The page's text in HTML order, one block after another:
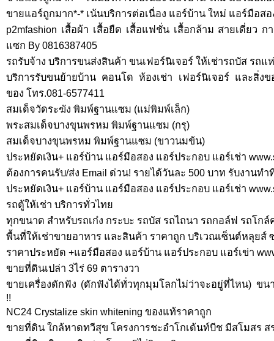
ขายแอร์ถูกมาก*-* เน้นบริการต่อเนื่อง แอร์บ้าน ใหม่ แอร์มือสอ
p2mfashion เสื้อผ้า เสื้อยืด เสื้อแฟชั่น เสื้อกล้าม สายเดี่ยว ก
แซก By 0816387405
รถรับจ้าง บริการขนส่งสินค้า ขนเฟอร์นิเจอร์ ให้เช่ารถบัส รถแ
บริการรับขนย้ายบ้าน คอนโด ห้องเช่า เฟอร์นิเจอร์ และสิ่ง
ของ โทร.081-6577411
สมเด็จวัดระฆัง พิมพ์ฐานแซม (แม่พิมพ์เล็ก)
พระสมเด็จบางขุนพรหม พิมพ์ฐานแซม (กรุ)
สมเด็จบางขุนพรหม พิมพ์ฐานแซม (ขาวนมข้น)
ประหยัดเงิน+ แอร์บ้าน แอร์มือสอง แอร์ประกอบ แอร์เช่า
ต้องการคนรับ/ส่ง Email ด่วน! รายได้วันละ 500 บาท รับงานทำ
ประหยัดเงิน+ แอร์บ้าน แอร์มือสอง แอร์ประกอบ แอร์เช่า
รถตู้ให้เช่า บริการทั่วไทย
ทุกขนาด สำหรับรถเก๋ง กระบะ รถบัส รถไถนา รถกอล์ฟ รถโกล์
พื้นที่ให้เช่าขายอาหาร และสินค้า ราคาถูก บริเวณเซ็นต์หลุยส์
ราคาประหยัด +แอร์มือสอง แอร์บ้าน แอร์ประกอบ แอร์เข่า
ขายที่ดินเปล่า 3ไร่ 69 ตารางวา
ขายเครื่องดักฟัง (ดักฟังได้ทั่วทุกมุมโลกไม่ว่าจะอยู่ที่ไหน) ขน
!!
NC24 Crystalize skin whitening ของแท้ราคาถูก
ขายที่ดิน ใกล้หาดทวีสุข โครงการชะอำโกเด้นท์บีช มีสโมสร ส